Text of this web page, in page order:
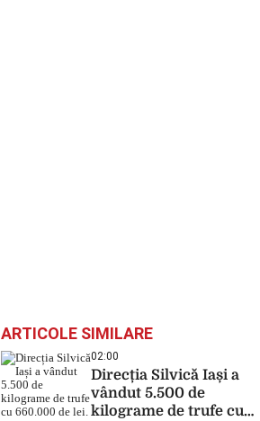
ARTICOLE SIMILARE
02:00
Direcția Silvică Iași a
vândut 5.500 de
kilograme de trufe cu